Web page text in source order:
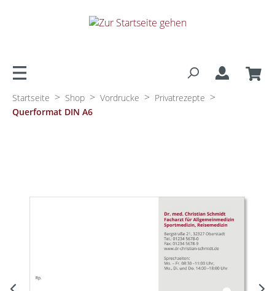
Startseite > Shop > Vordrucke > Privatrezepte >
Querformat DIN A6